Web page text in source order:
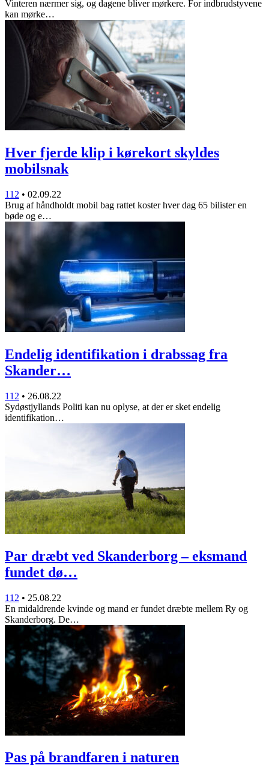
Vinteren nærmer sig, og dagene bliver mørkere. For indbrudstyvene
kan mørke…
Hver fjerde klip i kørekort skyldes
mobilsnak
112 • 02.09.22
Brug af håndholdt mobil bag rattet koster hver dag 65 bilister en
bøde og e…
Endelig identifikation i drabssag fra
Skander…
112 • 26.08.22
Sydøstjyllands Politi kan nu oplyse, at der er sket endelig
identifikation…
Par dræbt ved Skanderborg – eksmand
fundet dø…
112 • 25.08.22
En midaldrende kvinde og mand er fundet dræbte mellem Ry og
Skanderborg. De…
Pas på brandfaren i naturen